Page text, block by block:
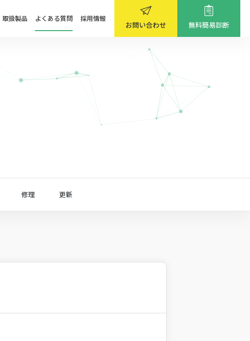
取扱製品 よくある質問 採用情報
お問い合わせ 無料簡易診断
修理 更新